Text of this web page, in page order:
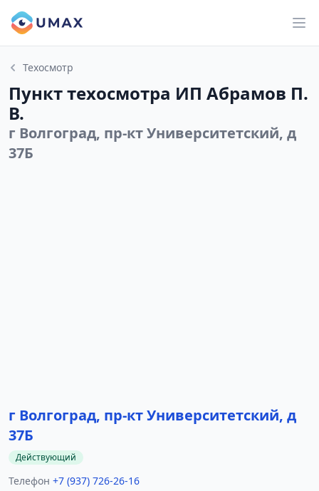
Техосмотр
Пункт техосмотра ИП Абрамов П.
В.
г Волгоград, пр-кт Университетский, д
37Б
г Волгоград, пр-кт Университетский, д
37Б
Действующий
Телефон +7 (937) 726-26-16